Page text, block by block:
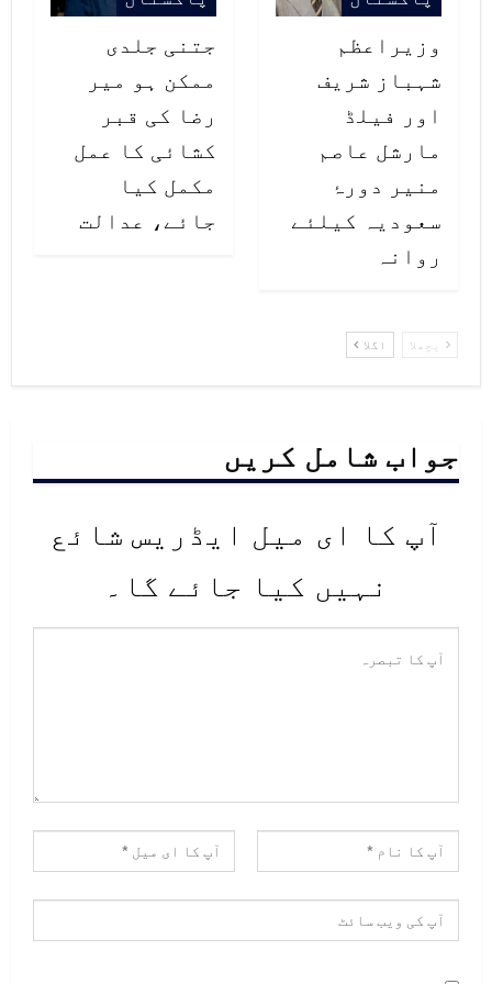
پراجیکٹ ڈائریکٹر، وائس آف سندھ،
ڈاکٹر عمیر ہارون
اسسٹنٹ چیف، سی پی ایل سی، علی حاجی
بعد ازاں وائس چانسلر جناح سندھ
میڈیکل یونیورسٹی، ڈاکٹر طارق
رفیع نے خطاب کیا، جس میں جرائم کی
بیخ کنی پر سی پی ایل سی کو سراہا
وزیراعظم
شہباز شریف
اور فیلڈ
مارشل عاصم
منیر دورۂ
سعودیہ کیلئے
روانہ
جتنی جلدی
ممکن ہو میر
رضا کی قبر
کشائی کا عمل
مکمل کیا
جائے، عدالت
پچھلا اگلا
جواب شامل کریں
آپ کا ای میل ایڈریس شائع
نہیں کیا جائے گا۔